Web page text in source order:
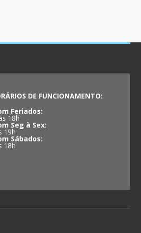
DE FUNCIONAMENTO:
Feriados:
18h
Seg à Sex:
19h
Sábados:
18h